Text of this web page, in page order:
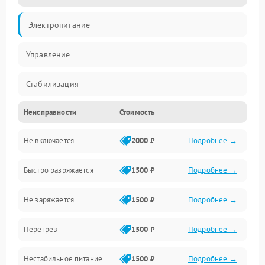
Электропитание
Управление
Стабилизация
Механика
Корпус
Неисправности Стоимость
Не включается 2000 ₽ Подробнее →
Быстро разряжается 1500 ₽ Подробнее →
Не заряжается 1500 ₽ Подробнее →
Перегрев 1500 ₽ Подробнее →
Нестабильное питание 1500 ₽ Подробнее →